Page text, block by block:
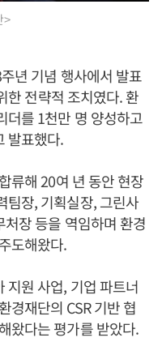
>
년 기념 행사에서 발표
한 전략적 조치였다. 환
더를 1천만 명 양성하고
발표했다.
류해 20여 년 동안 현장
팀장, 기획실장, 그린사
처장 등을 역임하며 환경
도해왔다.
지원 사업, 기업 파트너
경재단의 CSR 기반 협
왔다는 평가를 받았다.